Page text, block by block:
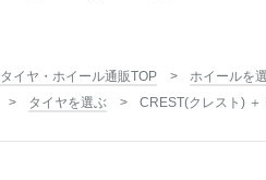
タイヤ・ホイール通販TOP ホイールを
タイヤを選ぶ
CREST(クレスト)